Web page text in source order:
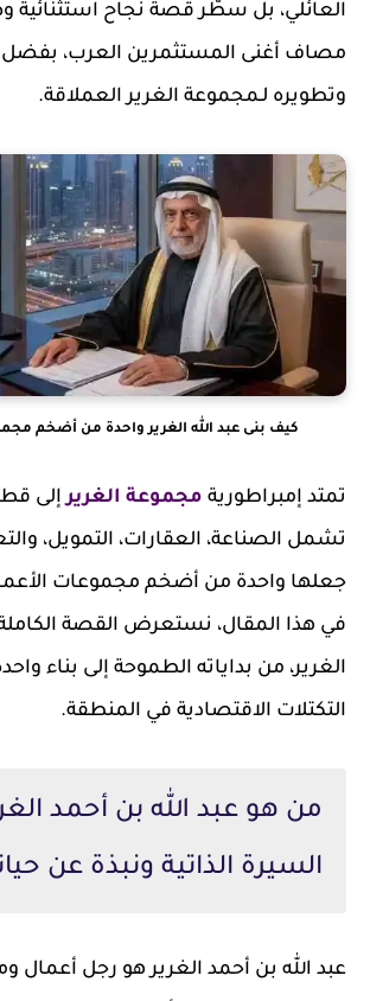
العائلي، بل سطّر قصة نجاح استثنائية
مصاف أغنى المستثمرين العرب،
وتطويره لـمجموعة الغرير العملاقة.
كيف بنى عبد الله الغرير واحدة من أضخم
تمتد إمبراطورية مجموعة الغريرإلى
تشمل الصناعة، العقارات، التمويل،
جعلها واحدة من أضخم مجموعات
في هذا المقال، نستعرض القصة الكاملة
الغرير، من بداياته الطموحة إلى بناء
التكتلات الاقتصادية في المنطقة.
من هو عبد الله بن أحمد
السيرة الذاتية ونبذة عن
عبد الله بن أحمد الغرير هو رجل أعمال